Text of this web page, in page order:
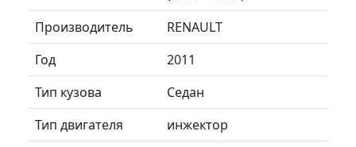
Производитель
RENAULT
Год
2011
Тип кузова
Седан
Тип двигателя
инжектор